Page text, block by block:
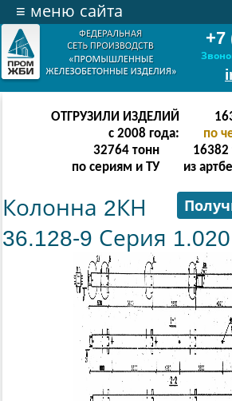
+7
≡ меню сайта
ОТГРУЗИЛИ ИЗДЕЛИЙ
с 2008 года:
по
65532 тонн
по сериям и ТУ
32766
из
Колонна 2КН
36.128-9 Серия